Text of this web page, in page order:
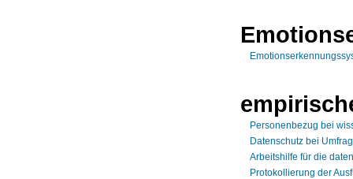
Personenbezug bei
Datenschutz bei
Arbeitshilfe für die
Protokollierung der